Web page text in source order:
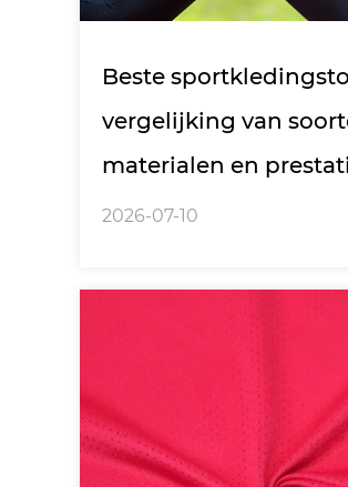
Beste
vergelijking van
materialen en
2026-07-10